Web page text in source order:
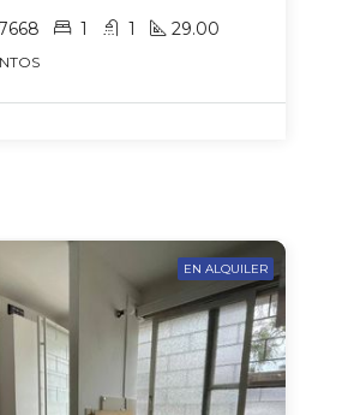
1 1 29.00
EN ALQUILER